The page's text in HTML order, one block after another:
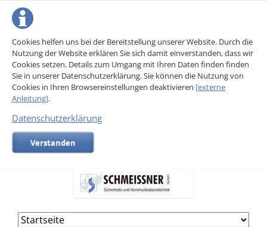
Cookies helfen uns bei der Bereitstellung unserer Website. Durch die
Nutzung der Website erklären Sie sich damit einverstanden, dass wir
Cookies setzen. Details zum Umgang mit Ihren Daten finden finden
Sie in unserer Datenschutzerklärung. Sie können die Nutzung von
Cookies in Ihren Browsereinstellungen deaktivieren [externe
Anleitung].
Datenschutzerklärung
Verstanden
Navigation